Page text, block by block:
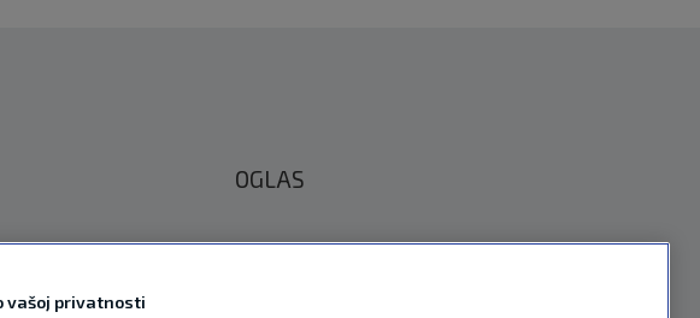
OGLAS
vašoj privatnosti